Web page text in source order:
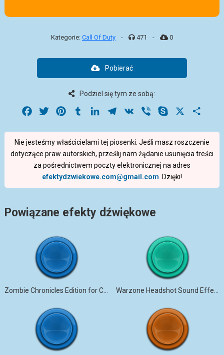
Kategorie: Call Of Duty - 471 - 0
Pobierać
Podziel się tym ze sobą:
Facebook
Twitter PinterestTumblrLinkedInTelegram
VK Viber Skype
Nie jesteśmy właścicielami tej piosenki. Jeśli masz roszczenie
dotyczące praw autorskich, prześlij nam żądanie usunięcia treści
za pośrednictwem poczty elektronicznej na adres
efektydzwiekowe.com@gmail.com . Dzięki!
Powiązane efekty dźwiękowe
Zombie Chronicles Edition for Call of Duty Black